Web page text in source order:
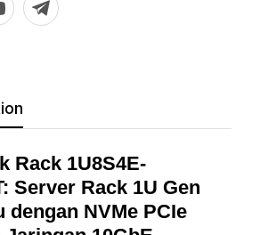
Rack 1U8S4E-
Server Rack 1U Gen
dengan NVMe PCIe